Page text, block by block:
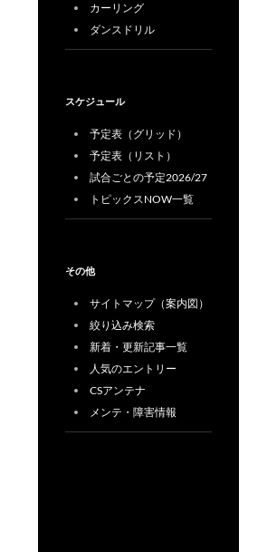
カーリング
ダンスドリル
スケジュール
予定表（グリッド）
予定表（リスト）
試合ごとの予定2026/27
トピックスNOW一覧
その他
サイトマップ（案内図）
絞り込み検索
新着・更新記事一覧
人気のエントリー
CSアンテナ
メンテ・障害情報